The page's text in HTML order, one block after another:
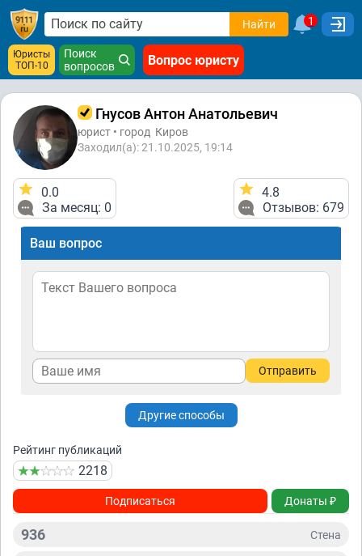
Найти 1
Юристы
ТОП-10
Поиск
вопросов
Вопрос юристу
Гнусов Антон Анатольевич
юрист • город Киров
Заходил(а): 21.10.2025, 19:14
0.0
За месяц: 0
4.8
Отзывов: 679
Ваш вопрос
Отправить
Другие способы
Рейтинг публикаций
2218
Подписаться Донаты ₽
936 Стена